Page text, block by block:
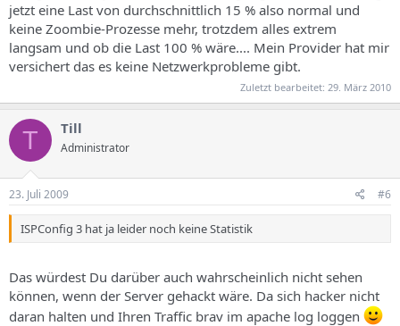
jetzt eine Last von durchschnittlich 15 % also normal und
keine Zoombie-Prozesse mehr, trotzdem alles extrem
langsam und ob die Last 100 % wäre.... Mein Provider hat mir
versichert das es keine Netzwerkprobleme gibt.
Zuletzt bearbeitet: 29. März 2010
T Till
Administrator
23. Juli 2009 #6
ISPConfig 3 hat ja leider noch keine Statistik
Das würdest Du darüber auch wahrscheinlich nicht sehen
können, wenn der Server gehackt wäre. Da sich hacker nicht
daran halten und Ihren Traffic brav im apache log loggen